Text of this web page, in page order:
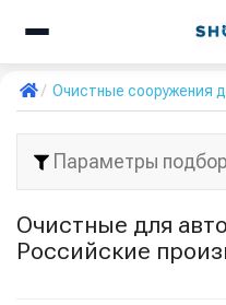
Очистные сооружения
Параметры
Очистные для
Российские